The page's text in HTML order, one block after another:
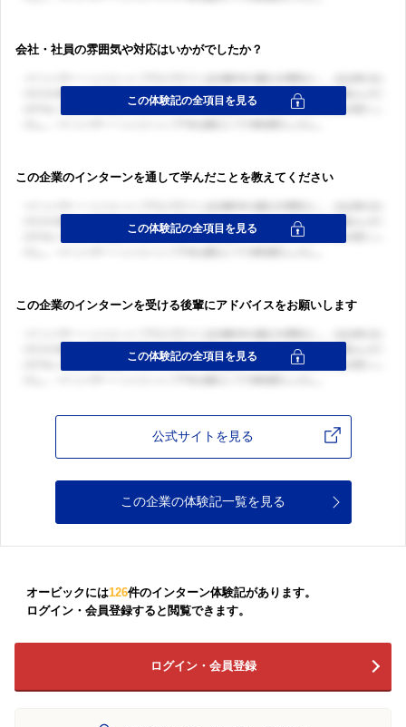
会社・社員の雰囲気や対応はいかがでしたか？
この企業のインターンを通して学んだことを教えてください
この企業のインターンを受ける後輩にアドバイスをお願いします
公式サイトを見る
この企業の体験記一覧を見る
オービックには126件のインターン体験記があります。
ログイン・会員登録すると閲覧できます。
ログイン・会員登録
ログイン・会員登録